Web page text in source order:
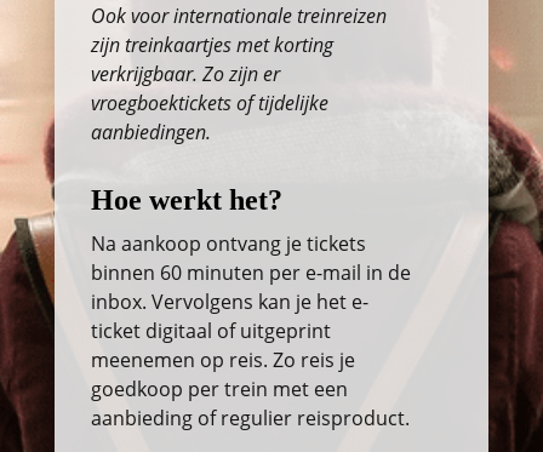
Ook voor internationale treinreizen
zijn treinkaartjes met korting
verkrijgbaar. Zo zijn er
vroegboektickets of tijdelijke
aanbiedingen.
Hoe werkt het?
Na aankoop ontvang je tickets
binnen 60 minuten per e-mail in de
inbox. Vervolgens kan je het e-
ticket digitaal of uitgeprint
meenemen op reis. Zo reis je
goedkoop per trein met een
aanbieding of regulier reisproduct.